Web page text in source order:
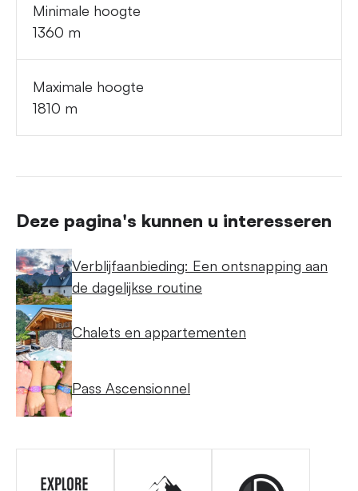
Minimale hoogte
1360 m
Maximale hoogte
1810 m
Deze pagina's kunnen u interesseren
Verblijfaanbieding: Een ontsnapping aan
de dagelijkse routine
Chalets en appartementen
Pass Ascensionnel